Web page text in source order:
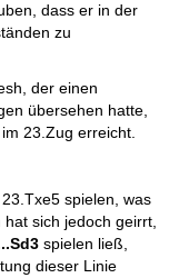
dass er in der
zu
der einen
übersehen hatte,
23.Zug erreicht.
spielen, was
sich jedoch geirrt,
spielen ließ,
dieser Linie